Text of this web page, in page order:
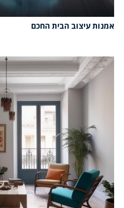
אמנות עיצוב הבית החכם